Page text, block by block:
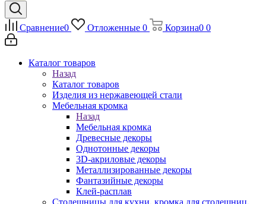
Сравнение0 Отложенные 0 Корзина0 0
Каталог товаров
Назад
Каталог товаров
Изделия из нержавеющей стали
Мебельная кромка
Назад
Мебельная кромка
Древесные декоры
Однотонные декоры
3D-акриловые декоры
Металлизированные декоры
Фантазийные декоры
Клей-расплав
Столешницы для кухни, кромка для столешниц,